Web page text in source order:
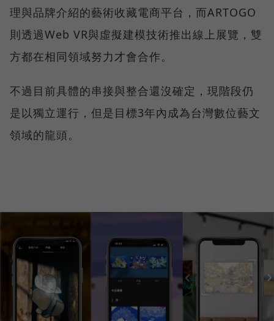
理與品牌介紹的藝術收藏電商平台，而ARTOGO
則透過Web VR與虛擬建模技術推出線上展覽，雙
方都在相同領域努力才會合作。
不過目前具體的串接與整合還沒確定，現階段仍
是以獨立運行，但是目標3年內成為台灣數位藝文
領域的龍頭。